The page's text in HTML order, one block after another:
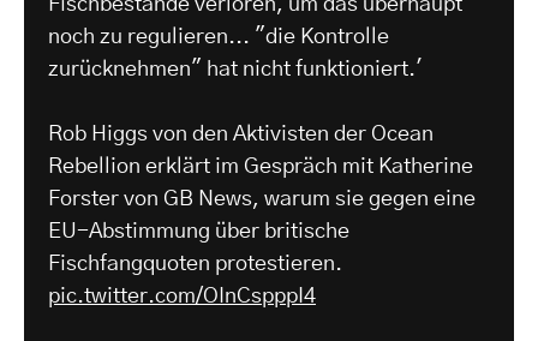
Fischbestände verloren, um das überhaupt
noch zu regulieren... "die Kontrolle
zurücknehmen" hat nicht funktioniert.'
Rob Higgs von den Aktivisten der Ocean
Rebellion erklärt im Gespräch mit Katherine
Forster von GB News, warum sie gegen eine
EU-Abstimmung über britische
Fischfangquoten protestieren.
pic.twitter.com/OInCspppI4